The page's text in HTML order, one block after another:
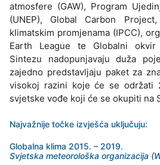
atmosfere (GAW), Program
(UNEP), Global Carbon
klimatskim promjenama (IPCC),
Earth League te Globalni
Sintezu nadopunjavaju duža
zajedno predstavljaju paket za
visokoj razini koje će se održati
svjetske vođe koji će se okupiti na
Najvažnije točke izvješća uključuju:
Globalna klima 2015. – 2019.
Svjetska meteorološka organizacija